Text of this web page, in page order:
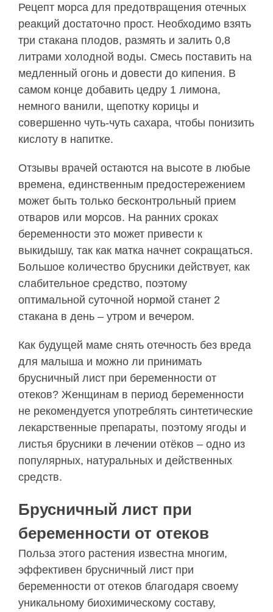
Рецепт морса для предотвращения отечных
реакций достаточно прост. Необходимо взять
три стакана плодов, размять и залить 0,8
литрами холодной воды. Смесь поставить на
медленный огонь и довести до кипения. В
самом конце добавить цедру 1 лимона,
немного ванили, щепотку корицы и
совершенно чуть-чуть сахара, чтобы понизить
кислоту в напитке.
Отзывы врачей остаются на высоте в любые
времена, единственным предостережением
может быть только бесконтрольный прием
отваров или морсов. На ранних сроках
беременности это может привести к
выкидышу, так как матка начнет сокращаться.
Большое количество брусники действует, как
слабительное средство, поэтому
оптимальной суточной нормой станет 2
стакана в день – утром и вечером.
Как будущей маме снять отечность без вреда
для малыша и можно ли принимать
брусничный лист при беременности от
отеков? Женщинам в период беременности
не рекомендуется употреблять синтетические
лекарственные препараты, поэтому ягоды и
листья брусники в лечении отёков – одно из
популярных, натуральных и действенных
средств.
Брусничный лист при
беременности от отеков
Польза этого растения известна многим,
эффективен брусничный лист при
беременности от отеков благодаря своему
уникальному биохимическому составу,